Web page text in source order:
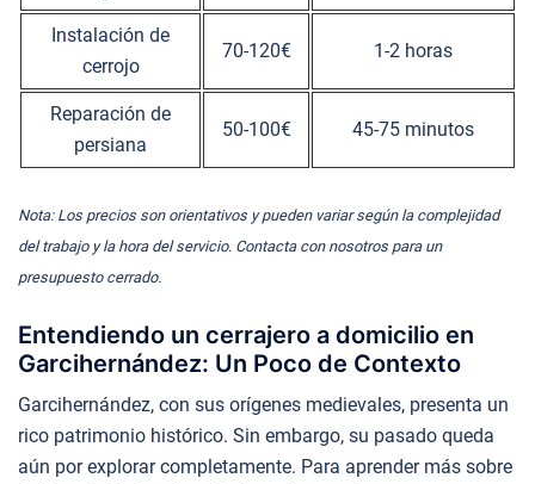
Instalación de
cerrojo
70-120€ 1-2 horas
Reparación de
persiana
50-100€ 45-75 minutos
Nota: Los precios son orientativos y pueden variar según la complejidad
del trabajo y la hora del servicio. Contacta con nosotros para un
presupuesto cerrado.
Entendiendo un cerrajero a domicilio en
Garcihernández: Un Poco de Contexto
Garcihernández, con sus orígenes medievales, presenta un
rico patrimonio histórico. Sin embargo, su pasado queda
aún por explorar completamente. Para aprender más sobre